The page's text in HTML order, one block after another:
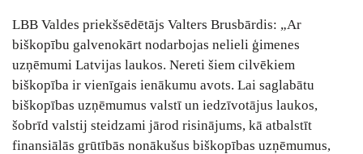
LBB Valdes priekšsēdētājs Valters Brusbārdis: „Ar
biškopību galvenokārt nodarbojas nelieli ģimenes
uzņēmumi Latvijas laukos. Nereti šiem cilvēkiem
biškopība ir vienīgais ienākumu avots. Lai saglabātu
biškopības uzņēmumus valstī un iedzīvotājus laukos,
šobrīd valstij steidzami jārod risinājums, kā atbalstīt
finansiālās grūtībās nonākušus biškopības uzņēmumus,